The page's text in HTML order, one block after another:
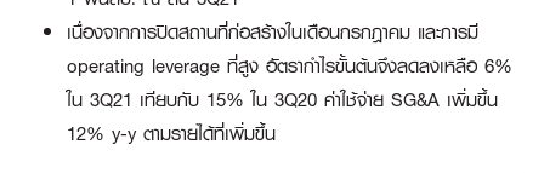
เนื่องจากการปิดสถานที่ก่อสร้างในเดือนกรกฎาคม และการมี
operating leverage ที่สูง อัตรากำไรขั้นต้นจึงลดลงเหลือ 6%
ใน 3Q21 เทียบกับ 15% ใน 3Q20 ค่าใช้จ่าย SG&A เพิ่มขึ้น
12% y-y ตามรายได้ที่เพิ่มขึ้น